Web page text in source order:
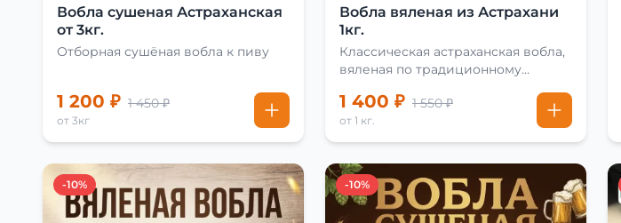
Вобла сушеная Астраханская
от 3кг.
Отборная сушёная вобла к пиву
1 200 ₽ 1 450 ₽
от 3кг
Вобла вяленая из Астрахани
1кг.
Классическая астраханская вобла,
вяленая по традиционному
1 400 ₽ 1 550 ₽
от 1 кг.
-10% -10%